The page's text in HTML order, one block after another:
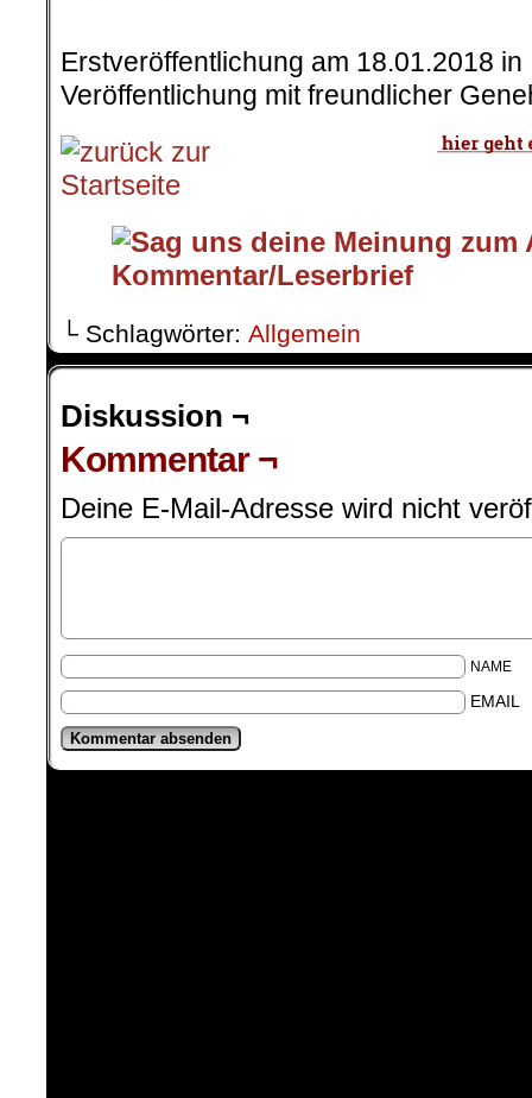
Erstveröffentlichung am 18.01.2018 in
Veröffentlichung mit freundlicher
└ Schlagwörter: Allgemein
Diskussion ¬
Kommentar ¬
Deine E-Mail-Adresse wird nicht
NAME
EMAIL